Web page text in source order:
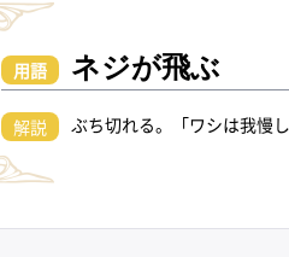
用語 ネジが飛ぶ
解説 ぶち切れる。「ワシは我慢